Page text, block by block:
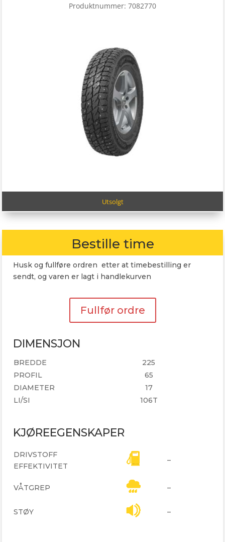
Produktnummer: 7082770
Utsolgt
Bestille time
Husk og fullføre ordren etter at timebestilling er
sendt, og varen er lagt i handlekurven
Fullfør ordre
DIMENSJON
BREDDE
225
PROFIL
65
DIAMETER
17
LI/SI
106T
KJØREEGENSKAPER
DRIVSTOFF
EFFEKTIVITET
–
VÅTGREP –
STØY –